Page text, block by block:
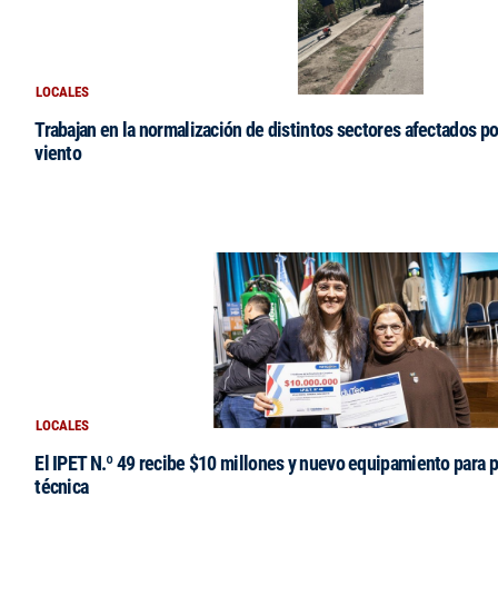
LOCALES
Trabajan en la normalización de distintos sectores afectados
viento
LOCALES
El IPET N.º 49 recibe $10 millones y nuevo equipamiento para
técnica